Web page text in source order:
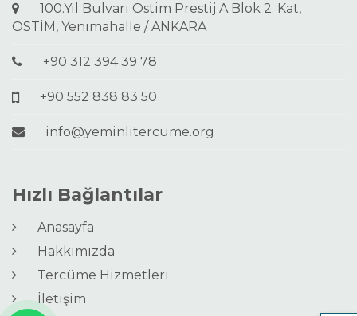
100.Yıl Bulvarı Ostim Prestij A Blok 2. Kat,
OSTİM, Yenimahalle / ANKARA
+90 312 394 39 78
+90 552 838 83 50
info@yeminlitercume.org
Hızlı Bağlantılar
Anasayfa
Hakkımızda
Tercüme Hizmetleri
İletişim